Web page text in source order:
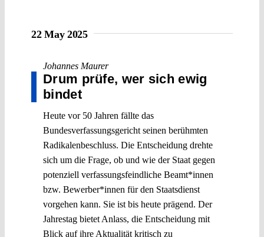
22 May 2025
Johannes Maurer
Drum prüfe, wer sich ewig
bindet
Heute vor 50 Jahren fällte das
Bundesverfassungsgericht seinen berühmten
Radikalenbeschluss. Die Entscheidung drehte
sich um die Frage, ob und wie der Staat gegen
potenziell verfassungsfeindliche Beamt*innen
bzw. Bewerber*innen für den Staatsdienst
vorgehen kann. Sie ist bis heute prägend. Der
Jahrestag bietet Anlass, die Entscheidung mit
Blick auf ihre Aktualität kritisch zu